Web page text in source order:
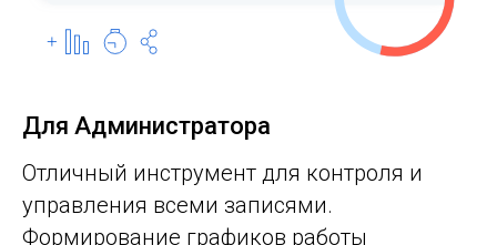
Для Администратора
Отличный инструмент для контроля и
управления всеми записями.
Формирование графиков работы